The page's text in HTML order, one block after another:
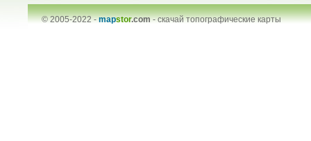
© 2005-2022 -mapstor.com-скачай топографические карты